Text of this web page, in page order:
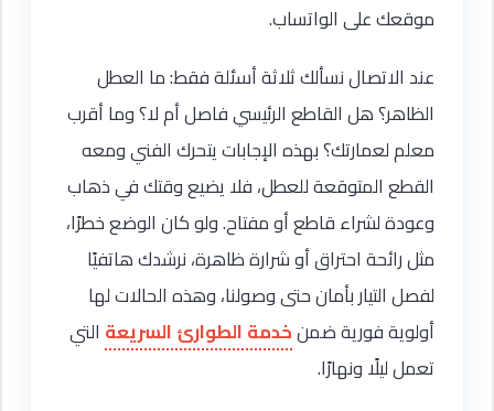
موقعك على الواتساب.
عند الاتصال نسألك ثلاثة أسئلة فقط: ما العطل
الظاهر؟ هل القاطع الرئيسي فاصل أم لا؟ وما أقرب
معلم لعمارتك؟ بهذه الإجابات يتحرك الفني ومعه
القطع المتوقعة للعطل، فلا يضيع وقتك في ذهاب
وعودة لشراء قاطع أو مفتاح. ولو كان الوضع خطرًا،
مثل رائحة احتراق أو شرارة ظاهرة، نرشدك هاتفيًا
لفصل التيار بأمان حتى وصولنا، وهذه الحالات لها
أولوية فورية ضمنخدمة الطوارئ السريعة التي
تعمل ليلًا ونهارًا.